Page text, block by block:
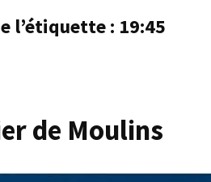
l’étiquette : 19:45
de Moulins